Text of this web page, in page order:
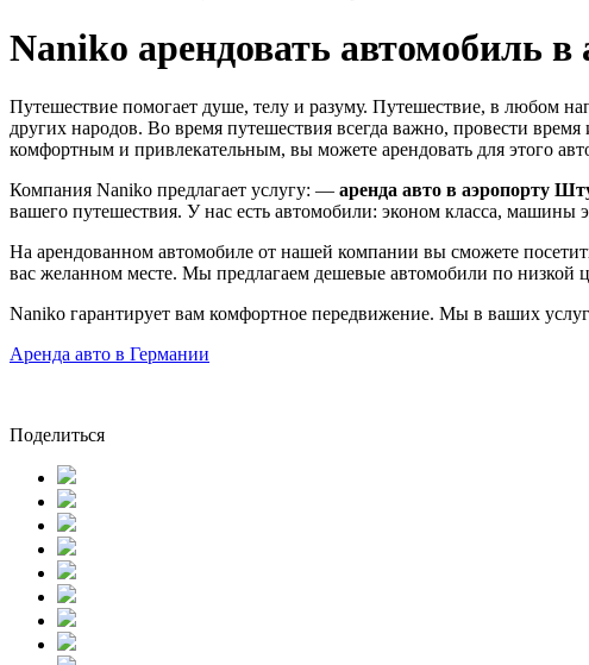
Naniko арендовать автомобиль
Путешествие помогает душе, телу и разуму. Путешествие, в любом
других народов. Во время путешествия всегда важно, провести
комфортным и привлекательным, вы можете арендовать для этого
Компания Naniko предлагает услугу: — аренда авто в аэропорту
вашего путешествия. У нас есть автомобили: эконом класса,
На арендованном автомобиле от нашей компании вы сможете
вас желанном месте. Мы предлагаем дешевые автомобили по низкой
Naniko гарантирует вам комфортное передвижение. Мы в ваших
Аренда авто в Германии
Поделиться